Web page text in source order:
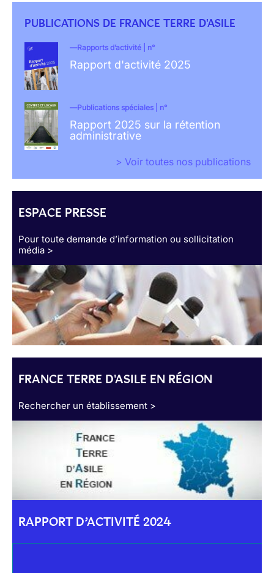
PUBLICATIONS DE FRANCE TERRE D'ASILE
Rapports d’activité | n°
Rapport d'activité 2025
Publications spéciales | n°
Rapport 2025 sur la rétention
administrative
> Voir toutes nos publications
ESPACE PRESSE
Pour toute demande d’information ou sollicitation
média >
FRANCE TERRE D'ASILE EN RÉGION
Rechercher un établissement >
RAPPORT D’ACTIVITÉ 2024